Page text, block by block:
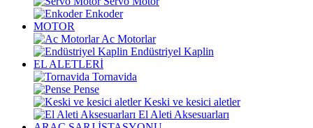
Enkoder
MOTOR
Ac Motorlar
Endüstriyel Kaplin
EL ALETLERİ
Tornavida
Pense
Keski ve kesici aletler
El Aleti Aksesuarları